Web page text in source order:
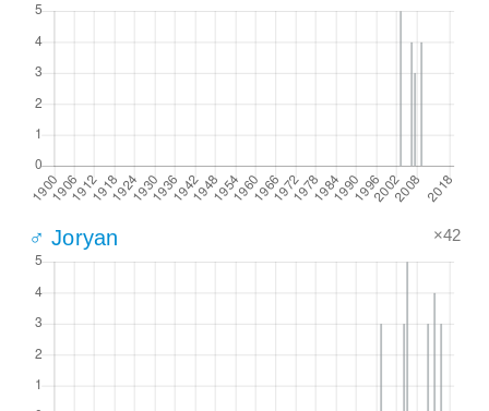
♂ Joryan ×42